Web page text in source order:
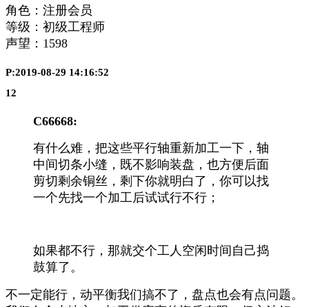
角色：注册会员
等级：初级工程师
声望： 1598
P:2019-08-29 14:16:52
12
C66668:
有什么难，把这些平行轴重新加工一下，轴
中间切条小缝，既不影响装盘，也方便后面
剪切剩余铜丝，剩下你就明白了，你可以找
一个先找一个加工后试试行不行；
如果都不行，那就交个工人空闲时间自己捣
鼓算了。
不一定能行，动平衡我们搞不了，盘点也会有点问题。